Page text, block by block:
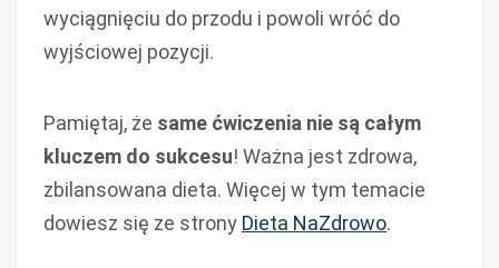
wyciągnięciu do przodu i powoli wróć do
wyjściowej pozycji.
Pamiętaj, że same ćwiczenia nie są całym
kluczem do sukcesu! Ważna jest zdrowa,
zbilansowana dieta. Więcej w tym temacie
dowiesz się ze strony Dieta NaZdrowo.